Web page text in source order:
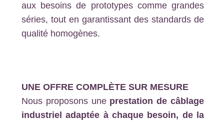
aux besoins de prototypes comme grandes
séries, tout en garantissant des standards de
qualité homogènes.
UNE OFFRE COMPLÈTE SUR MESURE
Nous proposons une prestation de câblage
industriel adaptée à chaque besoin, de la